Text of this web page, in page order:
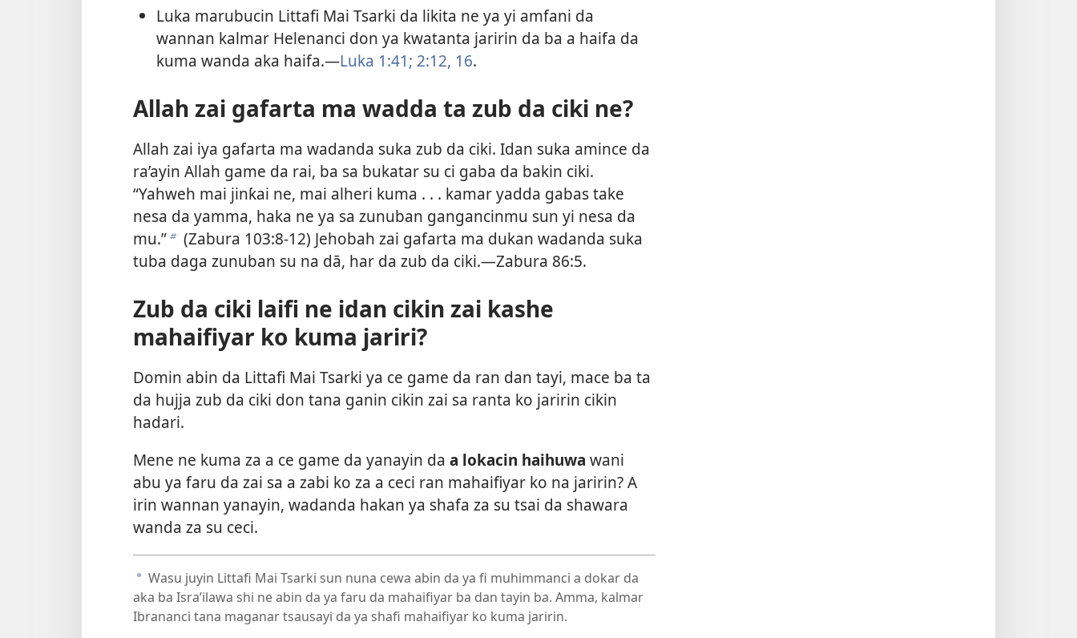
Luka marubucin Littafi Mai Tsarki da likita ne ya yi amfani da
wannan kalmar Helenanci don ya kwatanta jaririn da ba a haifa da
kuma wanda aka haifa.​—Luka 1:41; 2:​12, 16.
Allah zai gafarta ma wadda ta zub da ciki ne?
Allah zai iya gafarta ma wadanda suka zub da ciki. Idan suka amince da
ra’ayin Allah game da rai, ba sa bukatar su ci gaba da bakin ciki.
“Yahweh mai jinƙai ne, mai alheri kuma . . . kamar yadda gabas take
nesa da yamma, haka ne ya sa zunuban gangancinmu sun yi nesa da
mu.”b (Zabura 103:​8-12) Jehobah zai gafarta ma dukan wadanda suka
tuba daga zunuban su na dā, har da zub da ciki.​—Zabura 86:5.
Zub da ciki laifi ne idan cikin zai kashe
mahaifiyar ko kuma jariri?
Domin abin da Littafi Mai Tsarki ya ce game da ran dan tayi, mace ba ta
da hujja zub da ciki don tana ganin cikin zai sa ranta ko jaririn cikin
hadari.
Mene ne kuma za a ce game da yanayin da a lokacin haihuwa wani
abu ya faru da zai sa a zabi ko za a ceci ran mahaifiyar ko na jaririn? A
irin wannan yanayin, wadanda hakan ya shafa za su tsai da shawara
wanda za su ceci.
a Wasu juyin Littafi Mai Tsarki sun nuna cewa abin da ya fi muhimmanci a dokar da
aka ba Isra’ilawa shi ne abin da ya faru da mahaifiyar ba dan tayin ba. Amma, kalmar
Ibrananci tana maganar tsausayi da ya shafi mahaifiyar ko kuma jaririn.